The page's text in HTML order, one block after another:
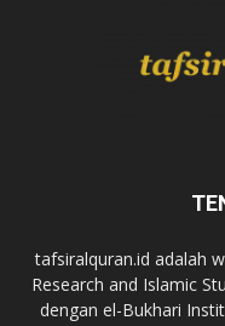
tafsiralquran.id adalah
Research and Islamic
dengan el-Bukhari